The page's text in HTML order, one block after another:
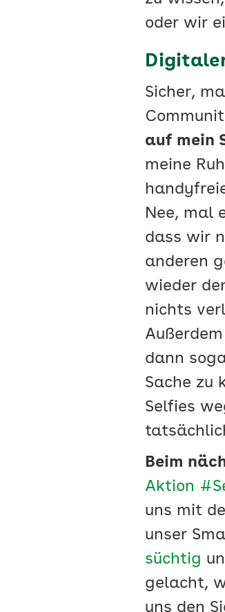
oder wir
Sicher,
auf mein
meine
Nee, mal
dass wir
anderen
wieder
nichts
dann
Sache zu
Selfies
Beim
Aktion
uns mit
unser
süchtig
gelacht,
uns den